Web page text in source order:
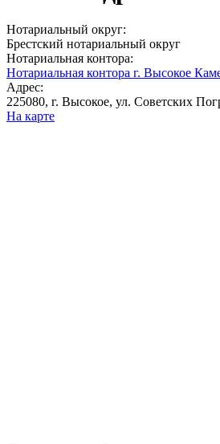
Нотариальный округ:
Брестский нотариальный округ
Нотариальная контора:
Нотариальная контора г. Высокое
Адрес:
225080, г. Высокое, ул. Советских
На карте